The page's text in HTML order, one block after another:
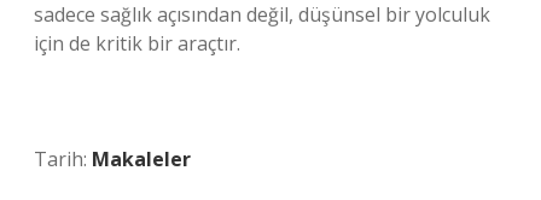
sadece sağlık açısından değil, düşünsel bir yolculuk
için de kritik bir araçtır.
Tarih: Makaleler